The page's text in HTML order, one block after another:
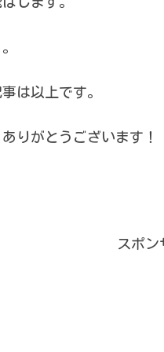
は以上です。
りがとうございます！
スポン